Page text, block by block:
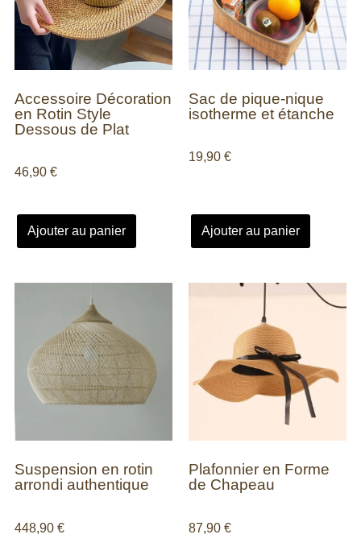
Accessoire Décoration
en Rotin Style
Dessous de Plat
46,90 €
Ajouter au panier
Sac de pique-nique
isotherme et étanche
19,90 €
Ajouter au panier
Suspension en rotin
arrondi authentique
448,90 €
Plafonnier en Forme
de Chapeau
87,90 €